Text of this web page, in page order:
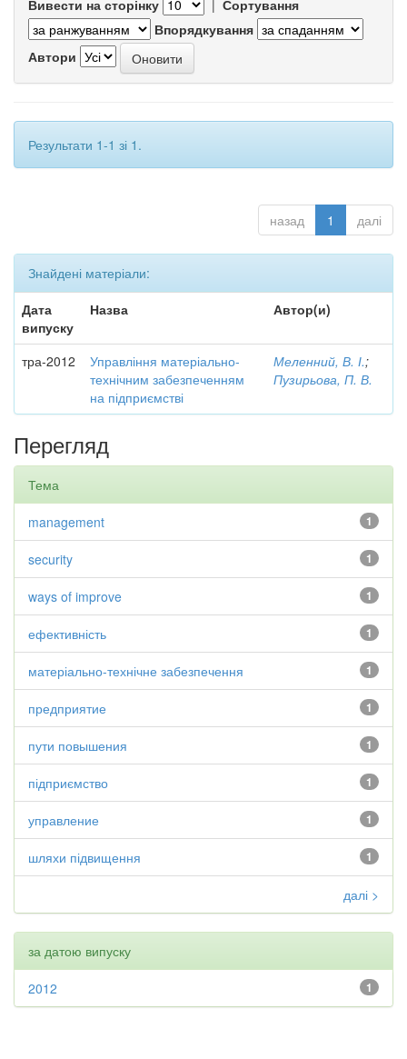
Вивести на сторінку | Сортування
Впорядкування
Автори
Результати 1-1 зі 1.
назад 1 далі
Знайдені матеріали:
Дата
випуску
Назва Автор(и)
тра-2012
Управління матеріально-
технічним забезпеченням
на підприємстві
Меленний, В. І.;
Пузирьова, П. В.
Перегляд
Тема
1
management
1
security
1
ways of improve
1
ефективність
1
матеріально-технічне забезпечення
1
предприятие
1
пути повышения
1
підприємство
1
управление
1
шляхи підвищення
далі >
за датою випуску
1
2012